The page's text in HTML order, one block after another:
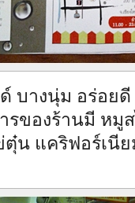
บางนุ่ม อร่อย
รของร้านมี ห
ตุ๋น แคริฟอร์เ